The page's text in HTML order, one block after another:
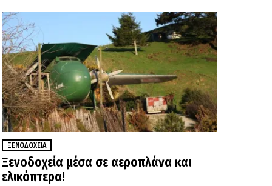
ΞΕΝΟΔΟΧΕΊΑ
Ξενοδοχεία μέσα σε αεροπλάνα και
ελικόπτερα!